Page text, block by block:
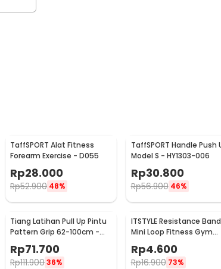
TaffSPORT Alat Fitness
Forearm Exercise - D055
Rp28.000
Rp52.900 48%
TaffSPORT Handle Push
Model S - HY1303-006
Rp30.800
Rp56.900 46%
Tiang Latihan Pull Up Pintu
Pattern Grip 62-100cm -
Rp71.700
Rp111.90036%
ITSTYLE Resistance Band
Mini Loop Fitness Gym
Yoga Pilates Latex - ITS05
Rp4.600
Rp16.900 73%